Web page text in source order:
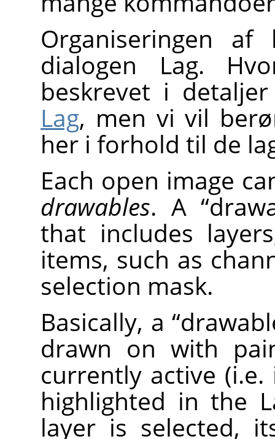
Organiseringen
dialogen Lag.
beskrevet i
Lag, men vi vil
her i forhold til de
Each open image
drawables. A“
that includes
items, such as
selection mask.
Basically, a“
drawn on with
currently active
highlighted in the
layer is selected,